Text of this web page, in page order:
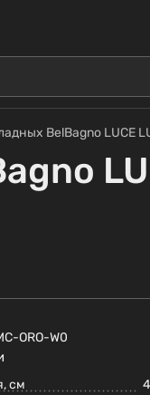
BelBagno LUCE
ORO-W0
см